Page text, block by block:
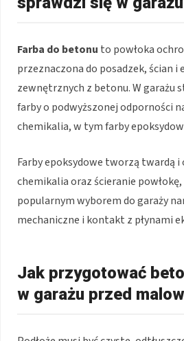
Farba do betonu to powłoka
przeznaczona do posadzek, ścian
zewnętrznych z betonu. W garażu
farby o podwyższonej odporności
chemikalia, w tym farby
Farby epoksydowe tworzą twardą i
chemikalia oraz ścieranie powłokę,
popularnym wyborem do garaży
mechaniczne i kontakt z płynami
Jak przygotować
w garażu przed